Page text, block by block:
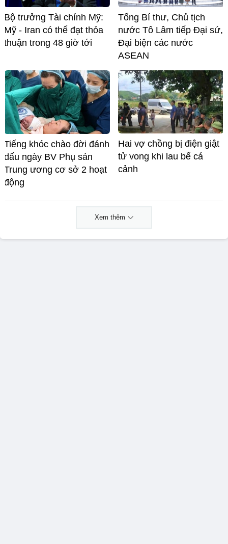
Bộ trưởng Tài chính Mỹ:
Mỹ - Iran có thể đạt thỏa
thuận trong 48 giờ tới
Tổng Bí thư, Chủ tịch
nước Tô Lâm tiếp Đại sứ,
Đại biện các nước
ASEAN
Tiếng khóc chào đời đánh
dấu ngày BV Phụ sản
Trung ương cơ sở 2 hoạt
động
Hai vợ chồng bị điện giật
tử vong khi lau bể cá
cảnh
Xem thêm